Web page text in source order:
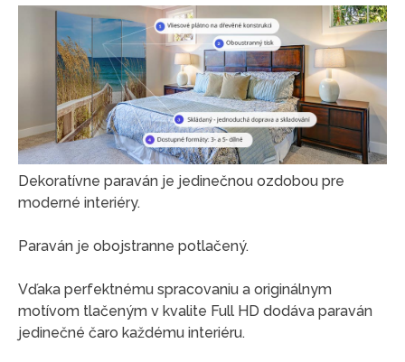
Dekoratívne paraván je jedinečnou ozdobou pre
moderné interiéry.
Paraván je obojstranne potlačený.
Vďaka perfektnému spracovaniu a originálnym
motívom tlačeným v kvalite Full HD dodáva paraván
jedinečné čaro každému interiéru.